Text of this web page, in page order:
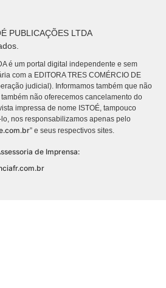
PUBLICAÇÕES LTDA
é um portal digital independente e sem
com a EDITORA TRES COMÉRCIO DE
judicial). Informamos também que não
não oferecemos cancelamento do
impressa de nome ISTOÉ, tampouco
nos responsabilizamos apenas pelo
” e seus respectivos sites.
de Imprensa: